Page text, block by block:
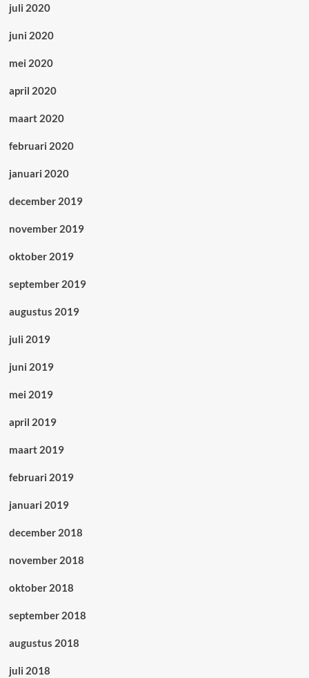
juli 2020
juni 2020
mei 2020
april 2020
maart 2020
februari 2020
januari 2020
december 2019
november 2019
oktober 2019
september 2019
augustus 2019
juli 2019
juni 2019
mei 2019
april 2019
maart 2019
februari 2019
januari 2019
december 2018
november 2018
oktober 2018
september 2018
augustus 2018
juli 2018